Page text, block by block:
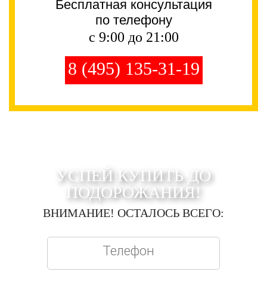
по телефону
с 9:00 до 21:00
8 (495) 135-31-19
УСПЕЙ КУПИТЬ ДО
ПОДОРОЖАНИЯ!
ВНИМАНИЕ! ОСТАЛОСЬ ВСЕГО: